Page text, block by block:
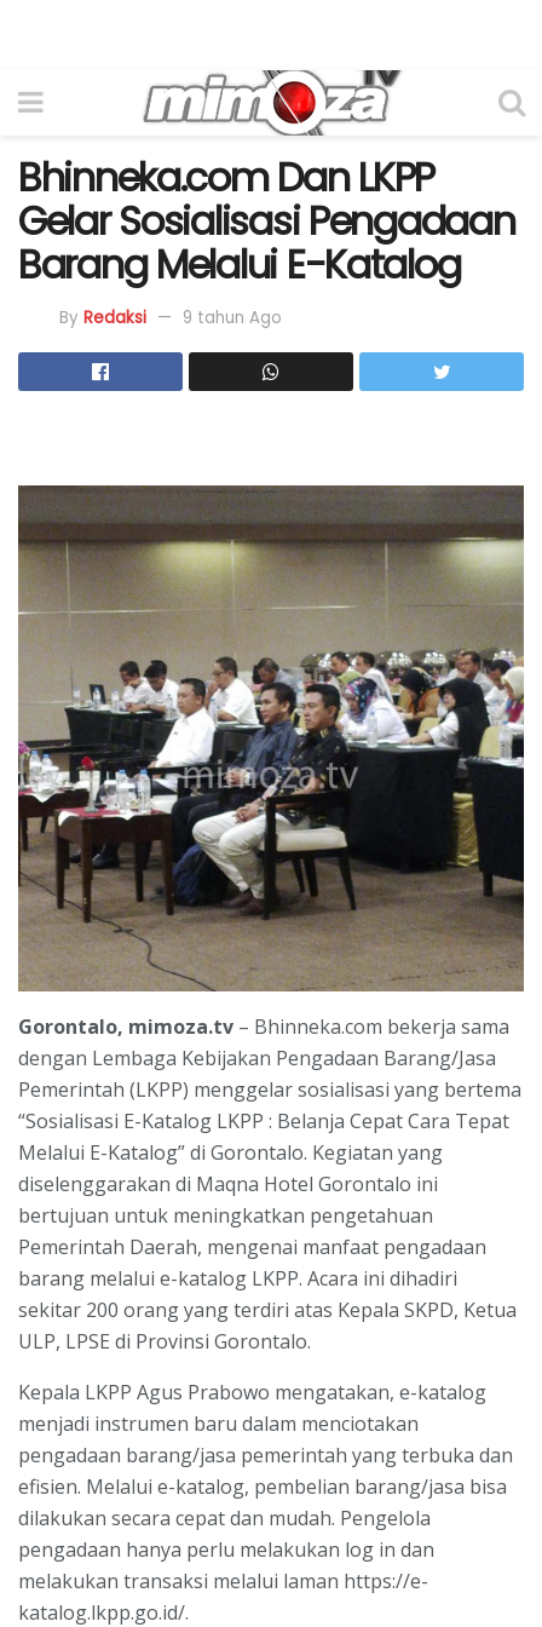
Bhinneka.com Dan LKPP
Gelar Sosialisasi Pengadaan
Barang Melalui E-Katalog
By Redaksi 9 tahun Ago
Gorontalo, mimoza.tv – Bhinneka.com bekerja sama
dengan Lembaga Kebijakan Pengadaan Barang/Jasa
Pemerintah (LKPP) menggelar sosialisasi yang bertema
“Sosialisasi E-Katalog LKPP : Belanja Cepat Cara Tepat
Melalui E-Katalog” di Gorontalo. Kegiatan yang
diselenggarakan di Maqna Hotel Gorontalo ini
bertujuan untuk meningkatkan pengetahuan
Pemerintah Daerah, mengenai manfaat pengadaan
barang melalui e-katalog LKPP. Acara ini dihadiri
sekitar 200 orang yang terdiri atas Kepala SKPD, Ketua
ULP, LPSE di Provinsi Gorontalo.
Kepala LKPP Agus Prabowo mengatakan, e-katalog
menjadi instrumen baru dalam menciotakan
pengadaan barang/jasa pemerintah yang terbuka dan
efisien. Melalui e-katalog, pembelian barang/jasa bisa
dilakukan secara cepat dan mudah. Pengelola
pengadaan hanya perlu melakukan log in dan
melakukan transaksi melalui laman https://e-
katalog.lkpp.go.id/.